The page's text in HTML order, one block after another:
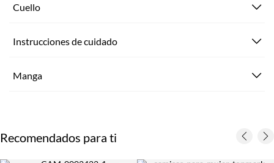
Cuello
Instrucciones de cuidado
Manga
Recomendados para ti